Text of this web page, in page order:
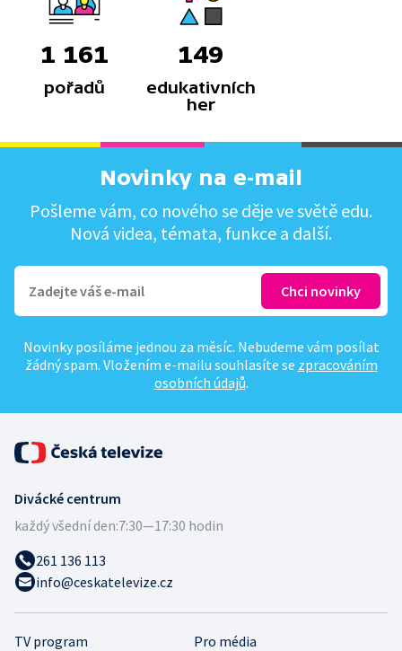
1 161
pořadů
149
edukativních
her
Novinky na e-mail
Pošleme vám, co nového se děje ve světě edu.
Nová videa, témata, funkce a další.
Novinky posíláme jednou za měsíc. Nebudeme vám posílat
žádný spam. Vložením e-mailu souhlasíte se zpracováním
osobních údajů.